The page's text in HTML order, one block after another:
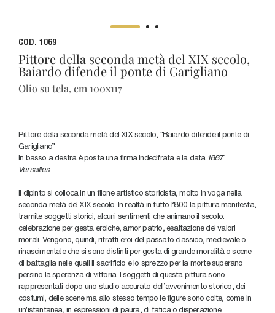
COD. 1069
Pittore della seconda metà del XIX secolo,
Baiardo difende il ponte di Garigliano
Olio su tela, cm 100x117
Pittore della seconda metà del XIX secolo, "Baiardo difende il ponte di
Garigliano"
In basso a destra è posta una firma indecifrata e la data 1887
Versailles
Il dipinto si colloca in un filone artistico storicista, molto in voga nella
seconda metà del XIX secolo. In realtà in tutto l'800 la pittura manifesta,
tramite soggetti storici, alcuni sentimenti che animano il secolo:
celebrazione per gesta eroiche, amor patrio, esaltazione dei valori
morali. Vengono, quindi, ritratti eroi del passato classico, medievale o
rinascimentale che si sono distinti per gesta di grande moralità o scene
di battaglia nelle quali il sacrificio e lo sprezzo per la morte superano
persino la speranza di vittoria. I soggetti di questa pittura sono
rappresentati dopo uno studio accurato dell'avvenimento storico, dei
costumi, delle scene ma allo stesso tempo le figure sono colte, come in
un'istantanea, in espressioni di paura, di fatica o disperazione